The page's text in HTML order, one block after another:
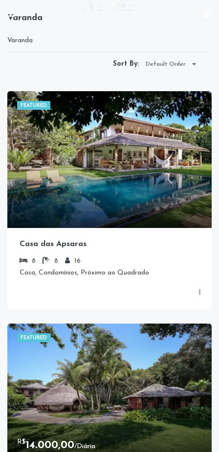
Varanda
Varanda
Sort By: Default Order
FEATURED
Casa das Apsaras
8 8
16
Casa, Condomínios, Próximo ao Quadrado
FEATURED
R$14.000,00/Diária